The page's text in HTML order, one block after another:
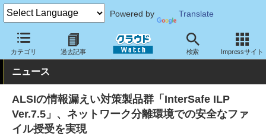
Powered by Translate
カテゴリ 過去記事 検索 Impressサイト
クラウド Watch セキュリティ セキュリティソフト
ニュース
ALSIの情報漏えい対策製品群「InterSafe ILP
Ver.7.5」、ネットワーク分離環境での安全なファ
イル授受を実現